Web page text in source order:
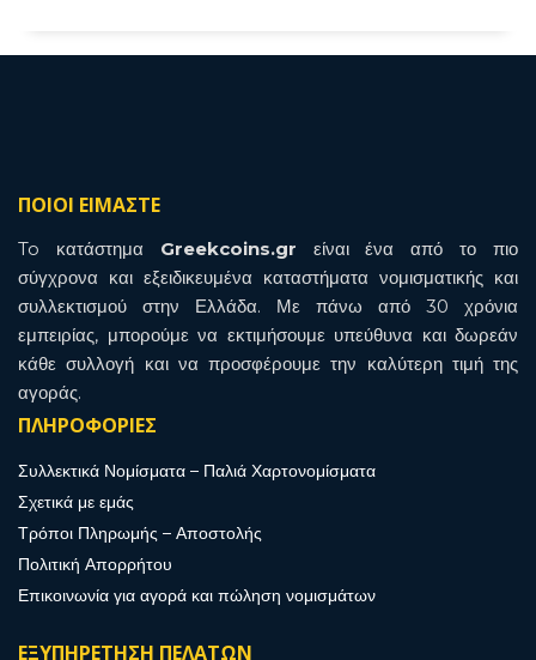
ΠΟΙΟΙ ΕΙΜΑΣΤΕ
To κατάστημα Greekcoins.gr είναι ένα από το πιο
σύγχρονα και εξειδικευμένα καταστήματα νομισματικής και
συλλεκτισμού στην Ελλάδα. Με πάνω από 30 χρόνια
εμπειρίας, μπορούμε να εκτιμήσουμε υπεύθυνα και δωρεάν
κάθε συλλογή και να προσφέρουμε την καλύτερη τιμή της
αγοράς.
ΠΛΗΡΟΦΟΡΙΕΣ
Συλλεκτικά Νομίσματα – Παλιά Χαρτονομίσματα
Σχετικά με εμάς
Τρόποι Πληρωμής – Αποστολής
Πολιτική Απορρήτου
Επικοινωνία για αγορά και πώληση νομισμάτων
ΕΞΥΠΗΡΕΤΗΣΗ ΠΕΛΑΤΩΝ